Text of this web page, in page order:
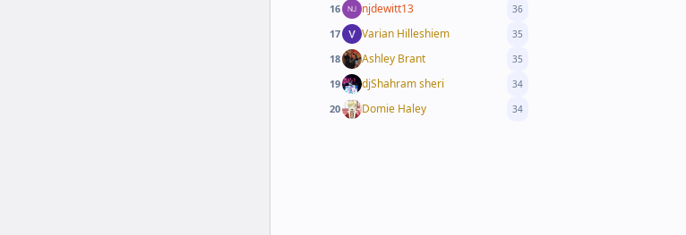
16 njdewitt13 36
17 Varian Hilleshiem 35
18 Ashley Brant 35
19 djShahram sheri 34
20 Domie Haley 34